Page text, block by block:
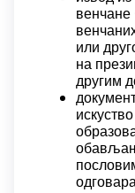
или
на
другим